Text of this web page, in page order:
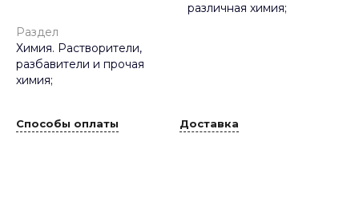
различная химия;
Раздел
Химия. Растворители,
разбавители и прочая
химия;
Способы оплаты Доставка